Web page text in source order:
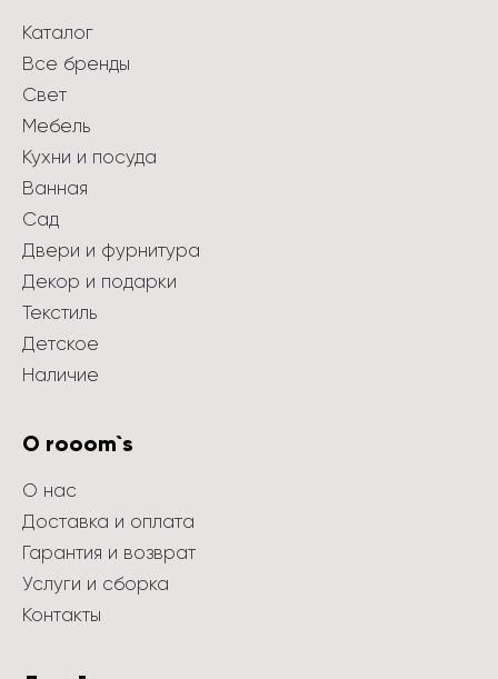
Каталог
Все бренды
Свет
Мебель
Кухни и посуда
Ванная
Сад
Двери и фурнитура
Декор и подарки
Текстиль
Детское
Наличие
О rooom`s
О нас
Доставка и оплата
Гарантия и возврат
Услуги и сборка
Контакты